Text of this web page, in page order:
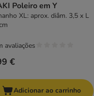
Poleiro em Y
XL: aprox. diâm. 3,5 x L
€
avaliações
Adicionar ao carrinho